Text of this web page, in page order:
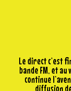
Le direct c’est
bande FM, et au
continue
diffusion